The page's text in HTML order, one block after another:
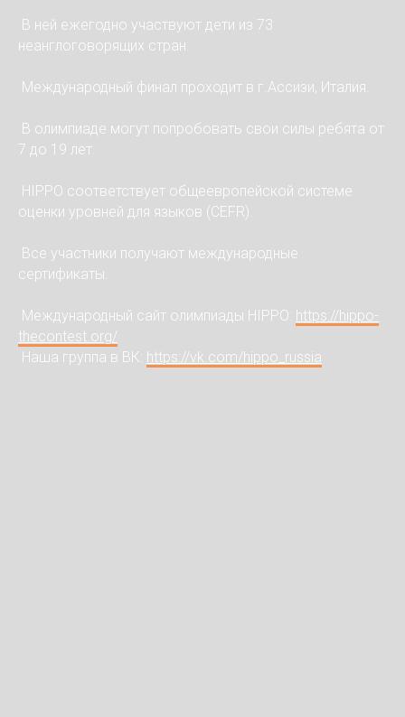
В ней ежегодно участвуют дети из 73
неанглоговорящих стран.
Международный финал проходит в г.Ассизи, Италия.
В олимпиаде могут попробовать свои силы ребята от
7 до 19 лет.
HIPPO соответствует общеевропейской системе
оценки уровней для языков (CEFR).
Все участники получают международные
сертификаты.
Международный сайт олимпиады HIPPO: https://hippo-
thecontest.org/
Наша группа в ВК: https://vk.com/hippo_russia